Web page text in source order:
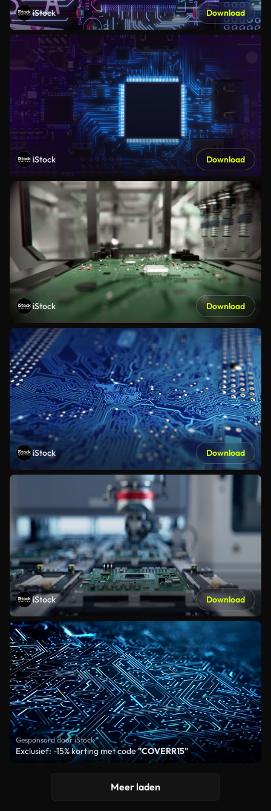
iStock Download
iStock Download
iStock Download
iStock Download
iStock Download
Gesponsord door iStock
Exclusief: -15% korting met code"COVERR15"
Meer laden